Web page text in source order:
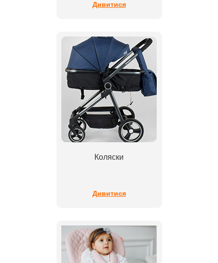
Дивитися
Коляски
Дивитися